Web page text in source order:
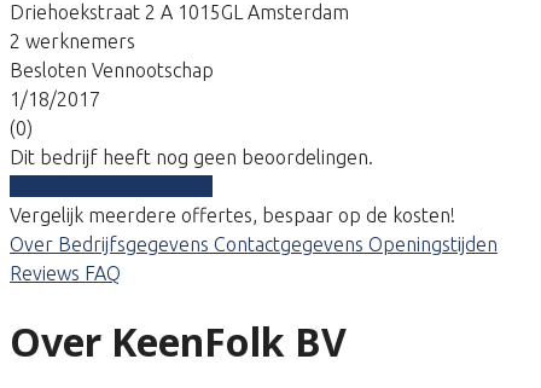
Driehoekstraat 2 A 1015GL Amsterdam
2 werknemers
Besloten Vennootschap
1/18/2017
(0)
Dit bedrijf heeft nog geen beoordelingen.
Vergelijk meerdere offertes, bespaar op de kosten!
Over Bedrijfsgegevens Contactgegevens Openingstijden
Reviews FAQ
Over KeenFolk BV